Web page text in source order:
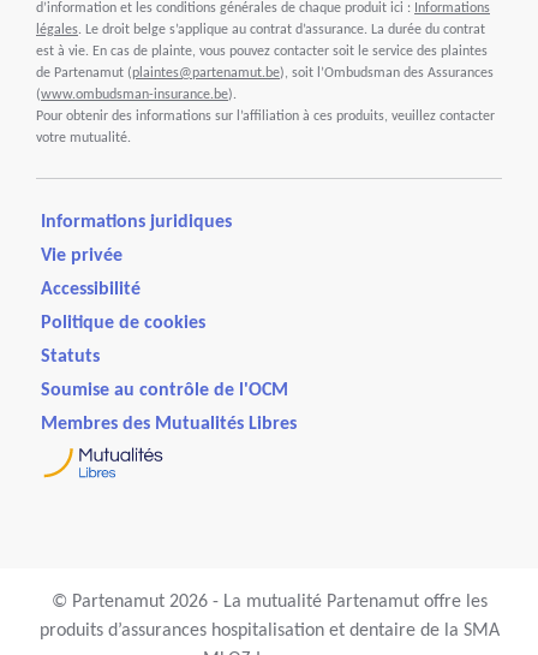
d’information et les conditions générales de chaque produit ici : Informations
légales. Le droit belge s’applique au contrat d’assurance. La durée du contrat
est à vie. En cas de plainte, vous pouvez contacter soit le service des plaintes
de Partenamut (plaintes@partenamut.be), soit l’Ombudsman des Assurances
(www.ombudsman-insurance.be).
Pour obtenir des informations sur l’affiliation à ces produits, veuillez contacter
votre mutualité.
Informations juridiques
Vie privée
Accessibilité
Politique de cookies
Statuts
Soumise au contrôle de l'OCM
Membres des Mutualités Libres
© Partenamut 2026 - La mutualité Partenamut offre les
produits d’assurances hospitalisation et dentaire de la SMA